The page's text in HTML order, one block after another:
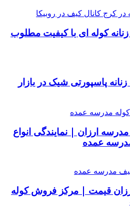
کوله ای با کیفیت مطلوب
پاسپورتی شیک در بازار
ارزان | نمایندگی انواع
عمده
قیمت | مرکز فروش کوله